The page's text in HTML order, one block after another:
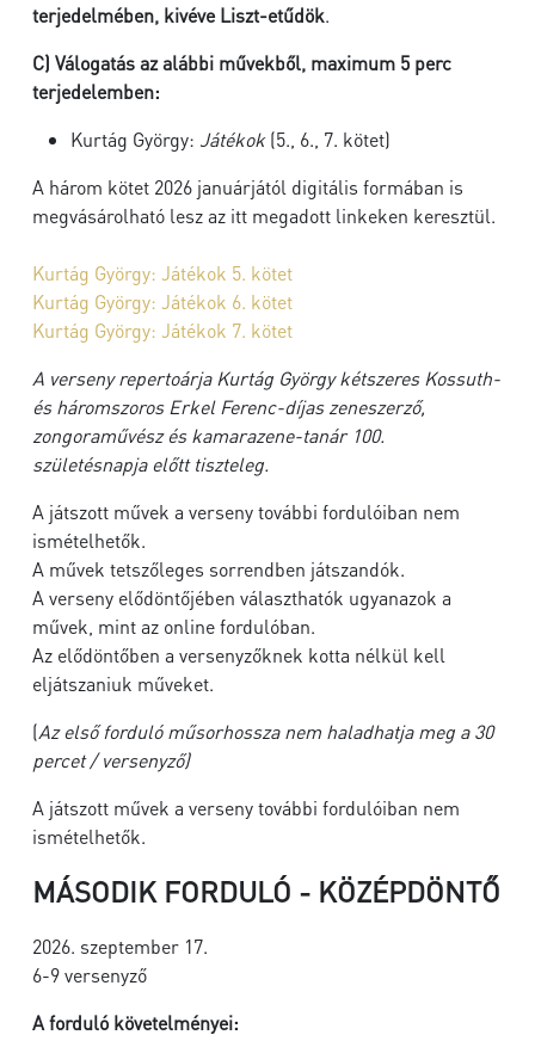
terjedelmében, kivéve Liszt-etűdök.
C) Válogatás az alábbi művekből, maximum 5 perc
terjedelemben:
Kurtág György: Játékok(5., 6., 7. kötet)
A három kötet 2026 januárjától digitális formában is
megvásárolható lesz az itt megadott linkeken keresztül.
Kurtág György: Játékok 5. kötet
Kurtág György: Játékok 6. kötet
Kurtág György: Játékok 7. kötet
A verseny repertoárja Kurtág György kétszeres Kossuth-
és háromszoros Erkel Ferenc-díjas zeneszerző,
zongoraművész és kamarazene-tanár 100.
születésnapja előtt tiszteleg.
A játszott művek a verseny további fordulóiban nem
ismételhetők.
A művek tetszőleges sorrendben játszandók.
A verseny elődöntőjében választhatók ugyanazok a
művek, mint az online fordulóban.
Az elődöntőben a versenyzőknek kotta nélkül kell
eljátszaniuk műveket.
(Az első forduló műsorhossza nem haladhatja meg a 30
percet / versenyző)
A játszott művek a verseny további fordulóiban nem
ismételhetők.
MÁSODIK FORDULÓ - KÖZÉPDÖNTŐ
2026. szeptember 17.
6-9 versenyző
A forduló követelményei: